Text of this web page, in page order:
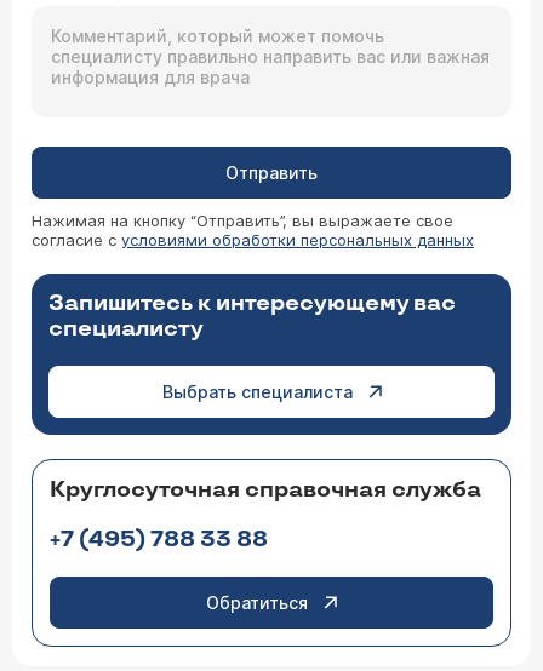
Отправить
Нажимая на кнопку “Отправить”, вы выражаете свое
согласие с условиями обработки персональных данных
Запишитесь к интересующему вас
специалисту
Выбрать специалиста
Круглосуточная справочная служба
+7 (495) 788 33 88
Обратиться